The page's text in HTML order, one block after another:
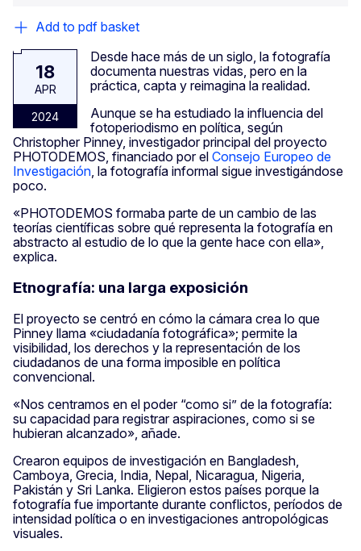
Add to pdf basket
18
APR
2024
Desde hace más de un siglo, la fotografía
documenta nuestras vidas, pero en la
práctica, capta y reimagina la realidad.
Aunque se ha estudiado la influencia del
fotoperiodismo en política, según
Christopher Pinney, investigador principal del proyecto
PHOTODEMOS, financiado por el Consejo Europeo de
Investigación, la fotografía informal sigue investigándose
poco.
«PHOTODEMOS formaba parte de un cambio de las
teorías científicas sobre qué representa la fotografía en
abstracto al estudio de lo que la gente hace con ella»,
explica.
Etnografía: una larga exposición
El proyecto se centró en cómo la cámara crea lo que
Pinney llama «ciudadanía fotográfica»; permite la
visibilidad, los derechos y la representación de los
ciudadanos de una forma imposible en política
convencional.
«Nos centramos en el poder “como si” de la fotografía:
su capacidad para registrar aspiraciones, como si se
hubieran alcanzado», añade.
Crearon equipos de investigación en Bangladesh,
Camboya, Grecia, India, Nepal, Nicaragua, Nigeria,
Pakistán y Sri Lanka. Eligieron estos países porque la
fotografía fue importante durante conflictos, períodos de
intensidad política o en investigaciones antropológicas
visuales.